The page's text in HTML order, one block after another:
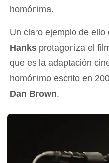
homónima.
Un claro ejemplo de ello
Hanks protagoniza el
que es la adaptación
homónimo escrito en
Dan Brown.